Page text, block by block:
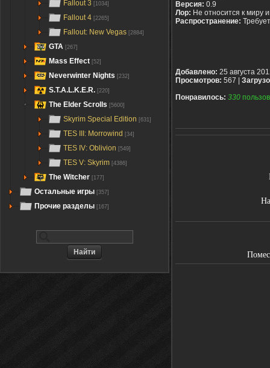
Fallout 3 [1034]
Fallout 4 [2265]
Fallout: New Vegas [2884]
GTA [267]
Mass Effect [52]
Neverwinter Nights [232]
S.T.A.L.K.E.R. [220]
The Elder Scrolls [5600]
Skyrim Special Edition [631]
TES III: Morrowind [34]
TES IV: Oblivion [549]
TES V: Skyrim [4386]
The Witcher [177]
Остальные игры [357]
Прочие разделы [167]
Версия: 0.9
Лор: Не относится к миру
Распространение:
Добавлено: 25 августа
Просмотров: 567 |
Понравилось: 330